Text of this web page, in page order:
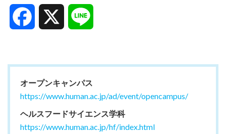
Facebook
オープンキャンパス
https://www.human.ac.jp/ad/event/opencampus/
ヘルスフードサイエンス学科
https://www.human.ac.jp/hf/index.html